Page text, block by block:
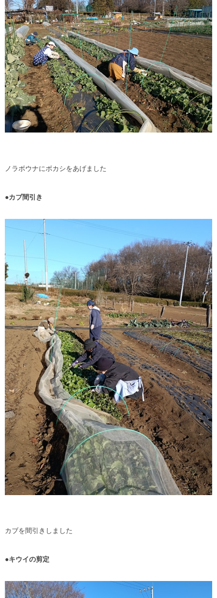
ノラボウナにボカシをあげました
●カブ間引き
カブを間引きしました
●キウイの剪定